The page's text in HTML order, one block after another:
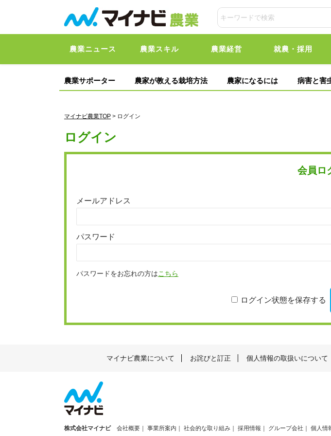
農業ニュース 農業スキル 農業経営 就農・採用
農業サポーター 農家が教える栽培方法 農家になるには 病害と害
マイナビ農業TOP > ログイン
ログイン
会員ロ
メールアドレス
パスワード
パスワードをお忘れの方はこちら
ログイン状態を保存する
マイナビ農業について お詫びと訂正 個人情報の取扱いについて
株式会社マイナビ 会社概要 事業所案内 社会的な取り組み 採用情報 グループ会社 個人情